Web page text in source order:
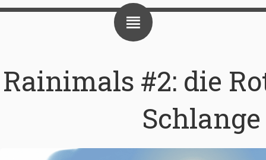
Rainimals #2: die
Schlange